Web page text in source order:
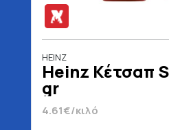
HEINZ
Heinz Κέτσαπ
gr
4.61€/κιλό